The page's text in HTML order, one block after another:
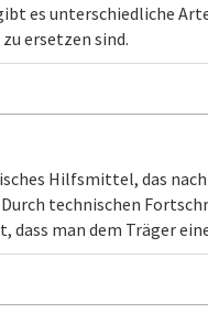
es unterschiedliche
ersetzen sind.
Hilfsmittel, das
technischen
man dem Träger